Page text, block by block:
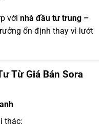
với nhà đầu tư trung –
ổn định thay vì lướt
Từ Giá Bán Sora
thác: